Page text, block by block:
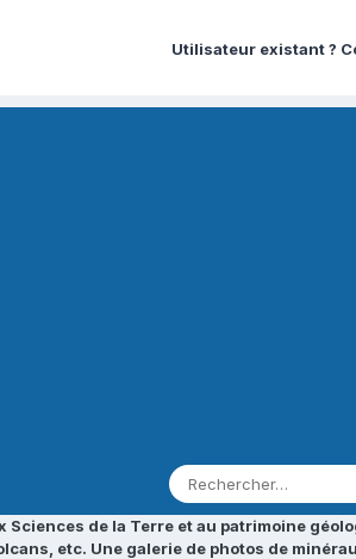
Utilisateur existant ?
de la Terre et au patrimoine
etc. Une galerie de photos de